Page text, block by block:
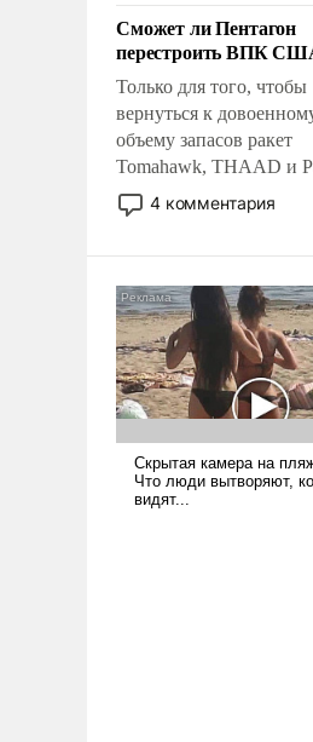
возможности.
Сможет ли Пентагон
перестроить ВПК
Только для того, чтобы
вернуться к
объему запасов ракет
Tomahawk, THAAD и
США потребуется более
лет. Даже небольшая
Сложившаяся ситуация
означает многолетний
уязвимости США,
перед Китаем.
4 комментария